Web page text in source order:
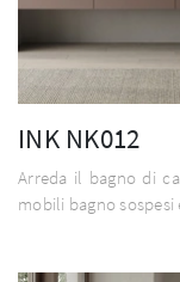
INK NK012
Arreda il bagno di
mobili bagno